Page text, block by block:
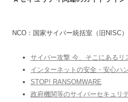
NCO：国家サイバー統括室（旧NISC）
サイバー攻撃 今、そこにあるリ
インターネットの安全・安心ハ
STOP! RANSOMWARE
政府機関等のサイバーセキュリ